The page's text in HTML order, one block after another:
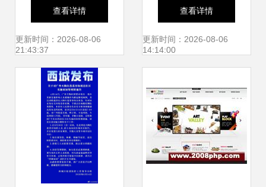
从零基础到无缝沟
通的实用宝典
查看详情
更新时间：2026-08-06
21:43:37
理全指导——聚焦
餐饮企业转型与管
查看详情
更新时间：2026-08-06
14:14:00